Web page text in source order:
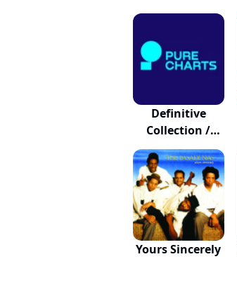
Definitive
Collection /
Defin...
Yours Sincerely